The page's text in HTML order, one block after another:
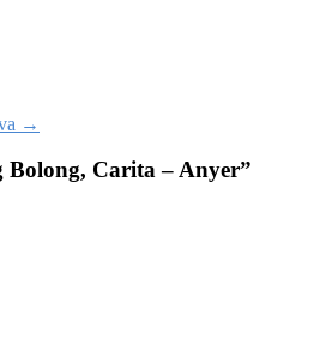
→
Bolong, Carita – Anyer”